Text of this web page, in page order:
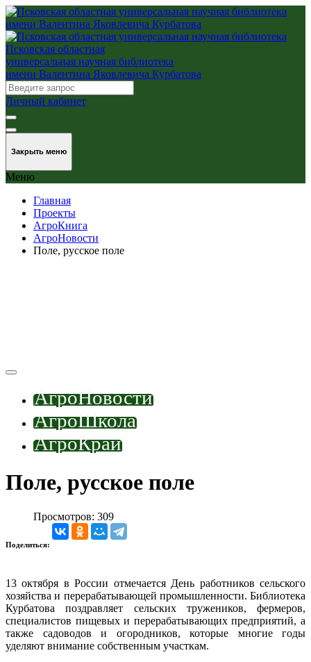
Псковская областная
универсальная научная библиотека
имени Валентина Яковлевича Курбатова
Личный кабинет
Закрыть меню
Меню
Главная
Проекты
АгроКнига
АгроНовости
Поле, русское поле
АгроНовости
АгроШкола
АгроКрай
Поле, русское поле
Просмотров: 309
Поделиться:
13 октября в России отмечается День работников сельского
хозяйства и перерабатывающей промышленности. Библиотека
Курбатова поздравляет сельских тружеников, фермеров,
специалистов пищевых и перерабатывающих предприятий, а
также садоводов и огородников, которые многие годы
уделяют внимание собственным участкам.